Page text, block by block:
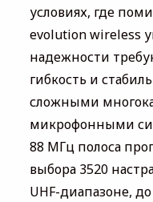
условиях, где
evolution wireless
надежности
гибкость и
сложными
микрофонными
88 МГц полоса
выбора 3520
UHF-диапазоне,